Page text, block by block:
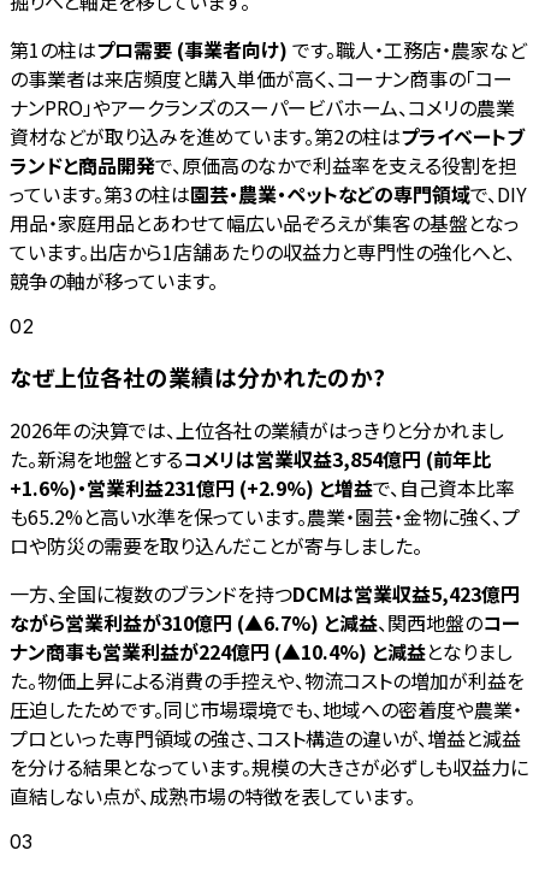
第1の柱はプロ需要 (事業者向け) です。職人・工務店・農家など
の事業者は来店頻度と購入単価が高く、コーナン商事の「コー
ナンPRO」やアークランズのスーパービバホーム、コメリの農業
資材などが取り込みを進めています。第2の柱はプライベートブ
ランドと商品開発で、原価高のなかで利益率を支える役割を担
っています。第3の柱は園芸・農業・ペットなどの専門領域で、DIY
用品・家庭用品とあわせて幅広い品ぞろえが集客の基盤となっ
ています。出店から1店舗あたりの収益力と専門性の強化へと、
競争の軸が移っています。
02
なぜ上位各社の業績は分かれたのか?
2026年の決算では、上位各社の業績がはっきりと分かれまし
た。新潟を地盤とするコメリは営業収益3,854億円 (前年比
+1.6%)・営業利益231億円 (+2.9%) と増益で、自己資本比率
も65.2%と高い水準を保っています。農業・園芸・金物に強く、プ
ロや防災の需要を取り込んだことが寄与しました。
一方、全国に複数のブランドを持つDCMは営業収益5,423億円
ながら営業利益が310億円 (▲6.7%) と減益、関西地盤のコー
ナン商事も営業利益が224億円 (▲10.4%) と減益となりまし
た。物価上昇による消費の手控えや、物流コストの増加が利益を
圧迫したためです。同じ市場環境でも、地域への密着度や農業・
プロといった専門領域の強さ、コスト構造の違いが、増益と減益
を分ける結果となっています。規模の大きさが必ずしも収益力に
直結しない点が、成熟市場の特徴を表しています。
03